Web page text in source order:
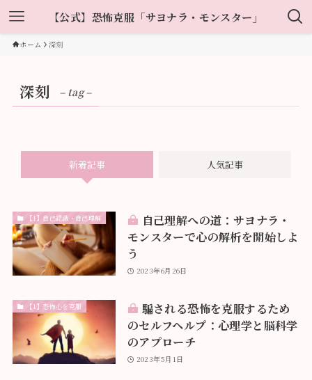
【公式】恐怖克服「サヨナラ・モンスター」
ホーム 深刻
深刻 – tag –
新着記事 人気記事
【1】自己認識・自己理解
自己理解への道：サヨナラ・
モンスターで心の解析を開始しよ
う
2023年6月26日
【1】恐怖心を克服
騙される恐怖を克服するため
のセルフヘルプ：心理学と脳科学
のアプローチ
2023年5月1日